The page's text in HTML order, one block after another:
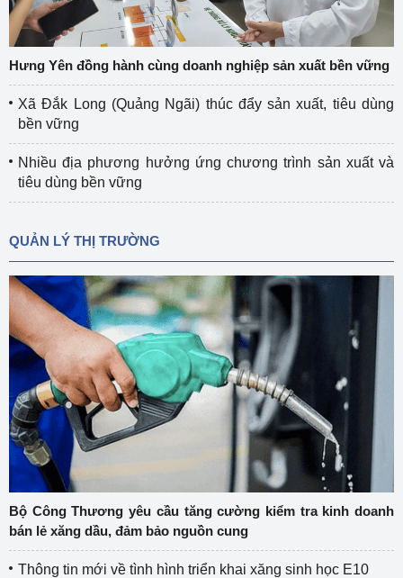
Hưng Yên đồng hành cùng doanh nghiệp sản xuất bền vững
Xã Đắk Long (Quảng Ngãi) thúc đẩy sản xuất, tiêu dùng
bền vững
Nhiều địa phương hưởng ứng chương trình sản xuất và
tiêu dùng bền vững
QUẢN LÝ THỊ TRƯỜNG
Bộ Công Thương yêu cầu tăng cường kiểm tra kinh doanh
bán lẻ xăng dầu, đảm bảo nguồn cung
Thông tin mới về tình hình triển khai xăng sinh học E10